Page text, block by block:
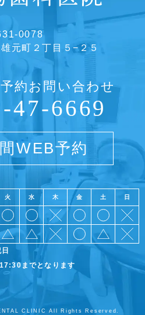
0078
元町２丁目５−２５
約お問い合わせ
47-6669
WEB予約
火 水 木 金 土 日
までとなります
CLINIC All Rights Reserved.